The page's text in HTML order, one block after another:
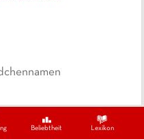
Beliebtheit Lexikon